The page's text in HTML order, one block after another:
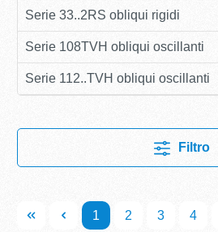
Serie 33..2RS obliqui rigidi
Serie 108TVH obliqui oscillanti
Serie 112..TVH obliqui oscillanti
Filtro
1 2 3 4